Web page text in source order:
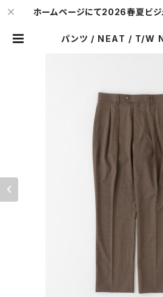
ホームページにて2026春夏ビジ
パンツ / NEAT / T/W